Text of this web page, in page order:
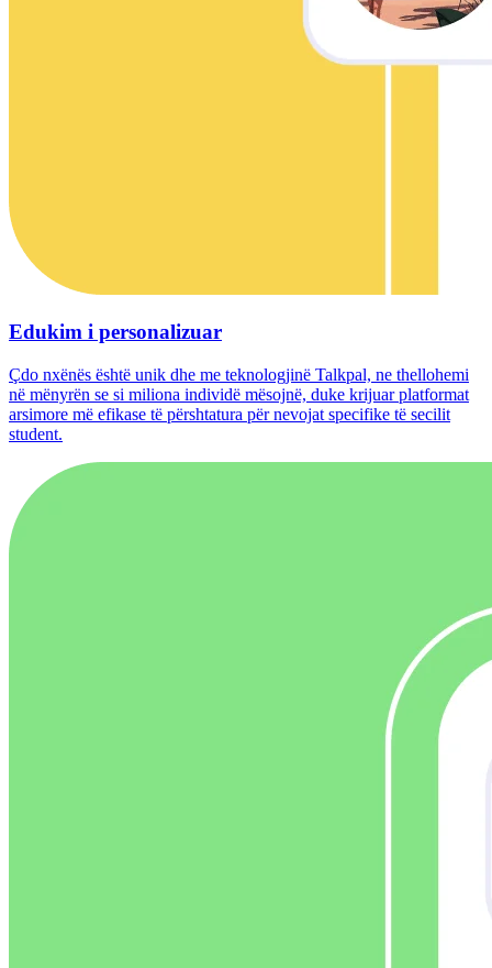
Edukim i personalizuar
Çdo nxënës është unik dhe me teknologjinë Talkpal, ne thellohemi
në mënyrën se si miliona individë mësojnë, duke krijuar platformat
arsimore më efikase të përshtatura për nevojat specifike të secilit
student.